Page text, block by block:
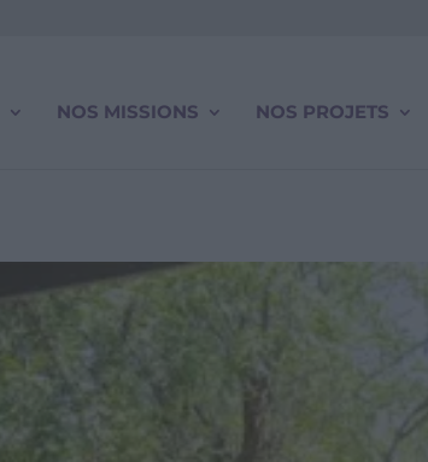
NOS MISSIONS NOS PROJETS